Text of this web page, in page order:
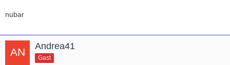
nubar
Andrea41
Gast